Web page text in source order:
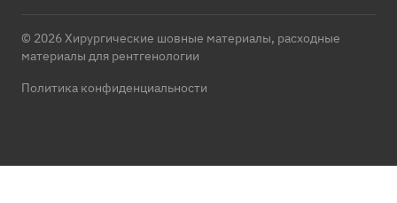
© 2026 Хирургические шовные материалы, расходные
материалы для рентгенологии
Политика конфиденциальности